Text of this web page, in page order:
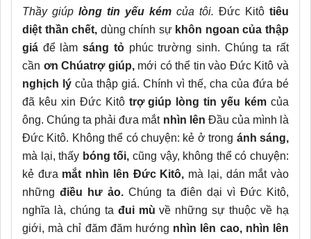
Thầy giúp lòng tin yếu kém của tôi. Đức Kitô tiêu
diệt thần chết, dùng chính sự khôn ngoan của thập
giá để làmsáng tỏphúc trường sinh. Chúng ta rất
cần ơn Chúatrợ giúp,mới có thể tin vào Đức Kitô và
nghịch lý của thập giá. Chính vì thế, cha của đứa bé
đã kêu xin Đức Kitô trợ giúp lòng tin yếu kém của
ông. Chúng ta phải đưa mắt nhìn lên Đầu của mình là
Đức Kitô. Không thể có chuyện: kẻ ở trong ánh sáng,
mà lại, thấy bóng tối, cũng vậy, không thể có chuyện:
kẻ đưa mắt nhìn lên Đức Kitô, mà lại, dán mắt vào
những điều hư ảo. Chúng ta điên dại vì Đức Kitô,
nghĩa là, chúng ta đui mù về những sự thuộc về hạ
giới, mà chỉ đăm đăm hướng nhìn lên cao, nhìn lên